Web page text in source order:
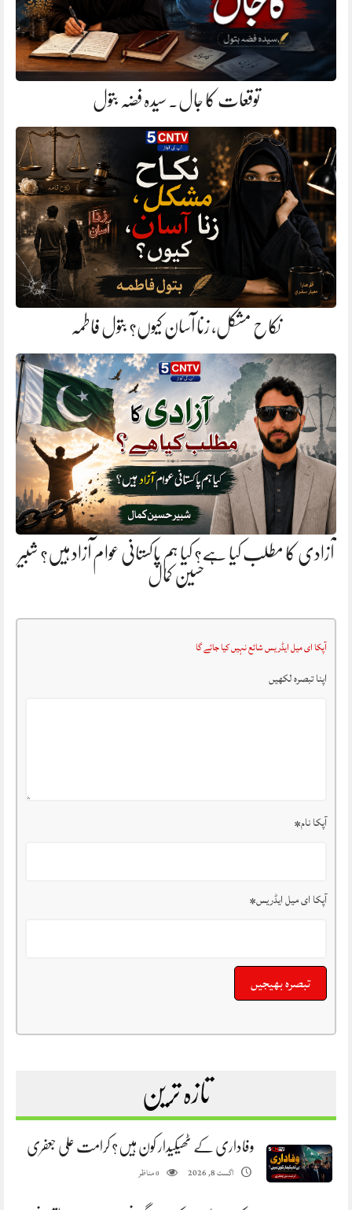
توقعات کا جال. سیدہ فضہ بتول
نکاح مشکل، زنا آسان کیوں؟ بتول فاطمہ
آزادی کا مطلب کیا ہے؟ کیا ہم پاکستانی عوام آزاد ہیں؟ شبیر
حسین کمال
آپکا ای میل ایڈریس شائع نہیں کیا جائے گا
اپنا تبصرہ لکھیں
آپکا نام*
آپکا ای میل ایڈریس*
تازہ ترین
وفاداری کے ٹھیکیدار کون ہیں؟ کرامت علی جعفری
اگست 8, 2026 0مناظر